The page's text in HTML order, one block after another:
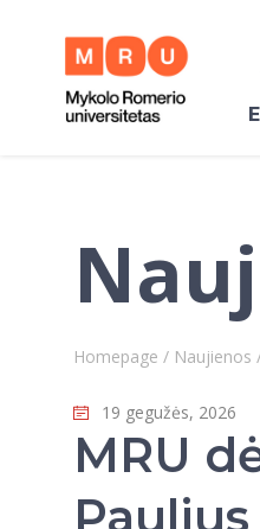
Homepage / Naujienos
19 gegužės, 2026
MRU